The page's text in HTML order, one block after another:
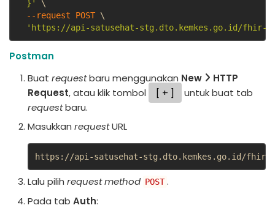
  }'
\
--request POST \
'https://api-satusehat-stg.dto.kemkes.go.id/fhir-
Postman
Buat requestbaru menggunakan New
HTTP
Request, atau klik tombol +
untuk buat tab
requestbaru.
Masukkan requestURL
https://api-satusehat-stg.dto.kemkes.go.id/fhir-
Lalu pilih request method POST .
Pada tab Auth: